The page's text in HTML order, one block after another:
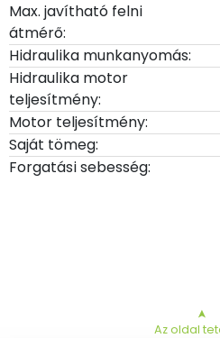
Max. javítható felni
átmérő:
Hidraulika munkanyomás:
Hidraulika motor
teljesítmény:
Motor teljesítmény:
Saját tömeg:
Forgatási sebesség:
➤
Az oldal